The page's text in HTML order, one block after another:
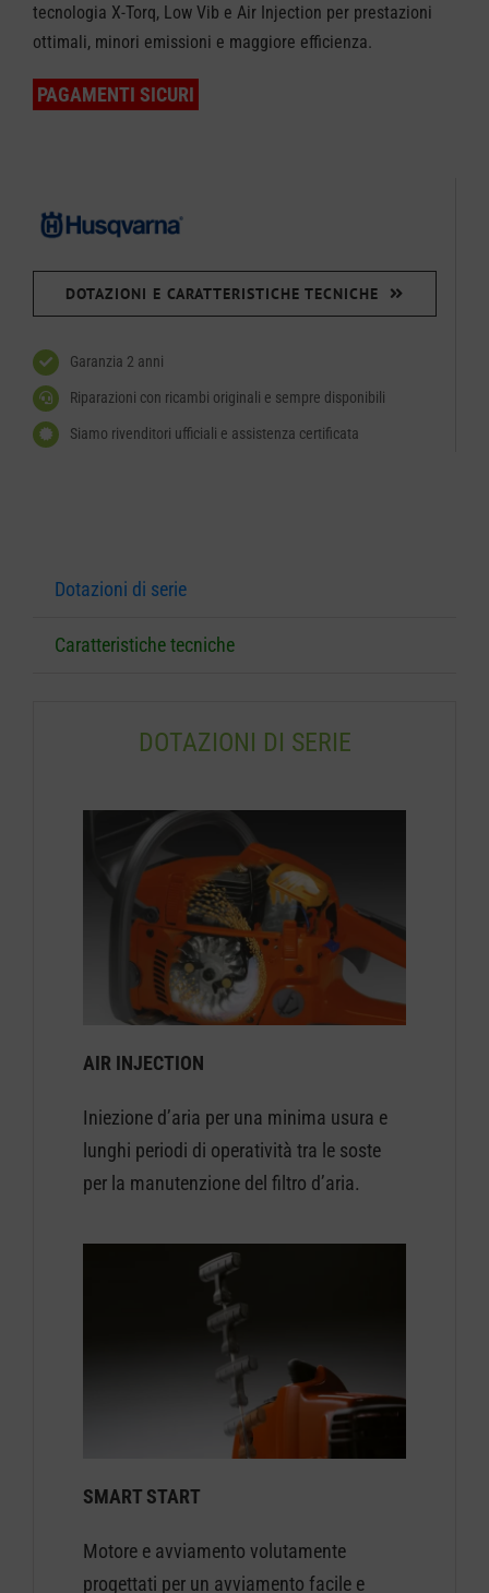
DOTAZIONI E CARATTERISTICHE TECNICHE
Garanzia 2 anni
Riparazioni con ricambi originali e sempre disponibili
Siamo rivenditori ufficiali e assistenza certificata
tecnologia X-Torq, Low Vib e Air Injection per prestazioni
ottimali, minori emissioni e maggiore efficienza.
PAGAMENTI SICURI
Dotazioni di serie
Caratteristiche tecniche
DOTAZIONI DI SERIE
AIR INJECTION
Iniezione d’aria per una minima usura e
lunghi periodi di operatività tra le soste
per la manutenzione del filtro d’aria.
SMART START
Motore e avviamento volutamente
progettati per un avviamento facile e